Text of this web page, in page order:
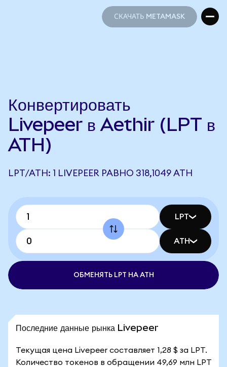
СКАЧАТЬ METAMASK
Конвертировать
Livepeer в Aethir (LPT в
ATH)
LPT/ATH: 1 LIVEPEER РАВНО 318,1049 ATH
LPT
ATH
ОБМЕНЯТЬ LPT НА ATH
Последние данные рынка Livepeer
Текущая цена Livepeer составляет 1,28 $ за LPT.
Количество токенов в обращении 49,69 млн LPT